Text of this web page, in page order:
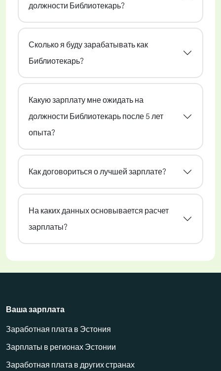
должности Библиотекарь?
Сколько я буду зарабатывать как
Библиотекарь?
Какую зарплату мне ожидать на
должности Библиотекарь после 5 лет
опыта?
Как договориться о лучшей зарплате?
На каких данных основывается расчет
зарплаты?
Ваша зарплата
Заработная плата в Эстония
Зарплаты в регионах Эстонии
Заработная плата в других странах